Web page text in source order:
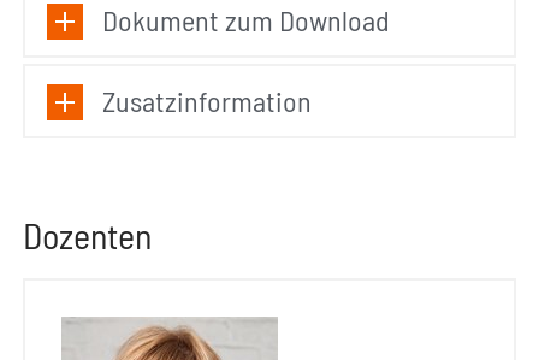
Dokument zum Download
Zusatzinformation
Dozenten